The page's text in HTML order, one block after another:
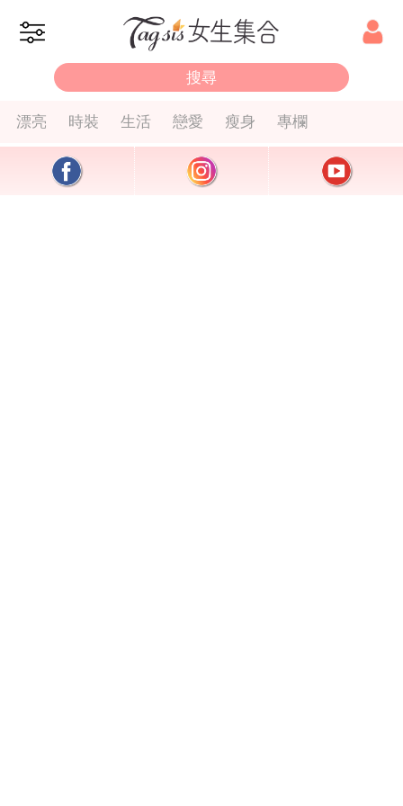
漂亮 時裝 生活 戀愛 瘦身 專欄